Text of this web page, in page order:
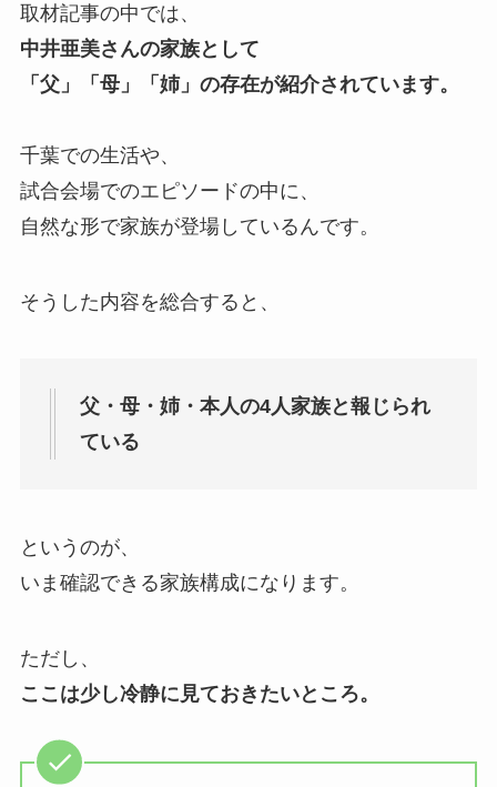
取材記事の中では、
中井亜美さんの家族として
「父」「母」「姉」の存在が紹介されています。
千葉での生活や、
試合会場でのエピソードの中に、
自然な形で家族が登場しているんです。
そうした内容を総合すると、
父・母・姉・本人の4人家族と報じられ
ている
というのが、
いま確認できる家族構成になります。
ただし、
ここは少し冷静に見ておきたいところ。